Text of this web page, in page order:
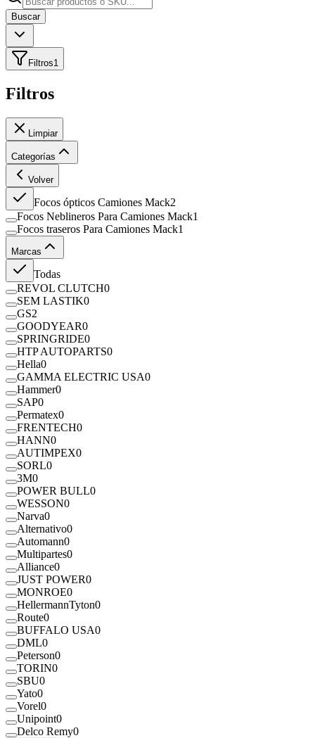
Buscar
Filtros1
Filtros
Limpiar
Categorías
Volver
Focos ópticos Camiones Mack2
Focos Neblineros Para Camiones Mack1
Focos traseros Para Camiones Mack1
Marcas
Todas
REVOL CLUTCH0
SEM LASTIK0
GS2
GOODYEAR0
SPRINGRIDE0
HTP AUTOPARTS0
Hella0
GAMMA ELECTRIC USA0
Hammer0
SAP0
Permatex0
FRENTECH0
HANN0
AUTIMPEX0
SORL0
3M0
POWER BULL0
WESSON0
Narva0
Alternativo0
Automann0
Multipartes0
Alliance0
JUST POWER0
MONROE0
HellermannTyton0
Route0
BUFFALO USA0
DML0
Peterson0
TORIN0
SBU0
Yato0
Vorel0
Unipoint0
Delco Remy0